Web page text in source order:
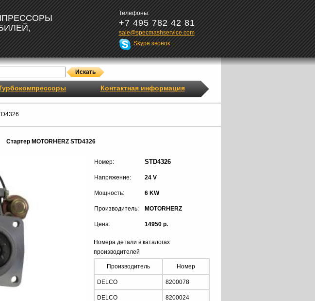
Телефоны:
+7 495 782 42 81
sale@specmashservice.com
Skype звонок
Контактная информация
Стартер MOTORHERZ STD4326
Номер: STD4326
Напряжение: 24 V
Мощность: 6 KW
Производитель: MOTORHERZ
Цена: 14950 р.
Номера детали в каталогах
производителей
Производитель Номер
DELCO 8200078
DELCO 8200024